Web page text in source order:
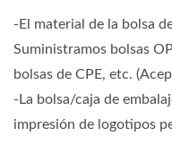
-El material de la bolsa
Suministramos bolsas
bolsas de CPE, etc.
-La bolsa/caja de
impresión de logotipos